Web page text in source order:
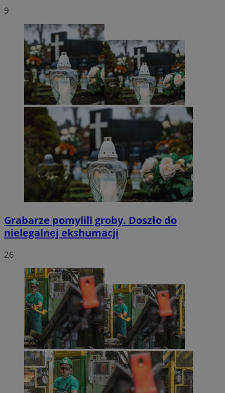
9
Grabarze pomylili groby. Doszło do
nielegalnej ekshumacji
26